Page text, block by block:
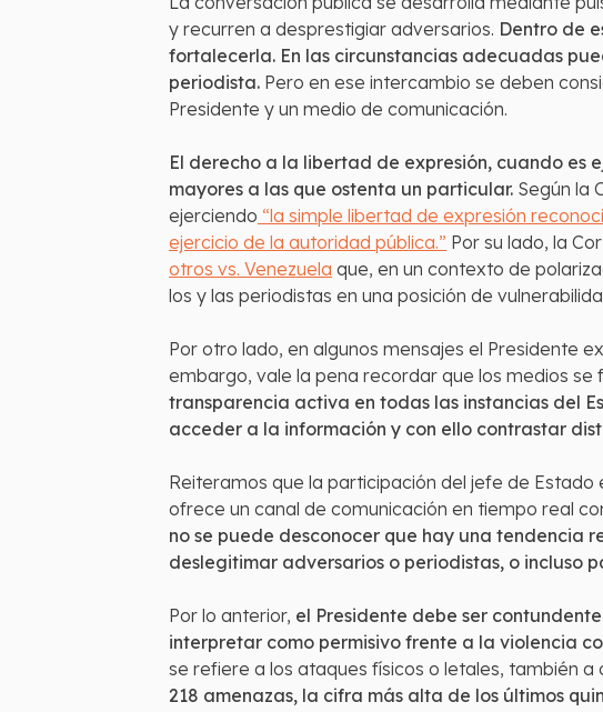
y recurren a desprestigiar adversarios. Dentro de
fortalecerla. En las circunstancias adecuadas
periodista. Pero en ese intercambio se deben
Presidente y un medio de comunicación.
El derecho a la libertad de expresión, cuando es
mayores a las que ostenta un particular. Según la
ejerciendo “la simple libertad de expresión
ejercicio de la autoridad pública.” Por su lado, la
otros vs. Venezuela que, en un contexto de
los y las periodistas en una posición de
Por otro lado, en algunos mensajes el Presidente
embargo, vale la pena recordar que los medios se
transparencia activa en todas las instancias del
acceder a la información y con ello contrastar
Reiteramos que la participación del jefe de
ofrece un canal de comunicación en tiempo real
no se puede desconocer que hay una tendencia
deslegitimar adversarios o periodistas, o incluso
Por lo anterior, el Presidente debe ser
interpretar como permisivo frente a la violencia
se refiere a los ataques físicos o letales, también
218 amenazas, la cifra más alta de los últimos